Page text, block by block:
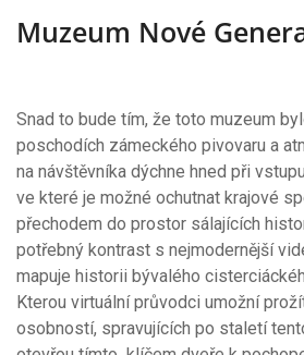
Muzeum Nové
Snad to bude tím, že toto muzeum
poschodích zámeckého pivovaru a
na návštěvníka dýchne hned při
ve které je možné ochutnat krajové
přechodem do prostor sálajících
potřebný kontrast s nejmodernější
mapuje historii bývalého
Kterou virtuální průvodci umožní
osobností, spravujících po staletí